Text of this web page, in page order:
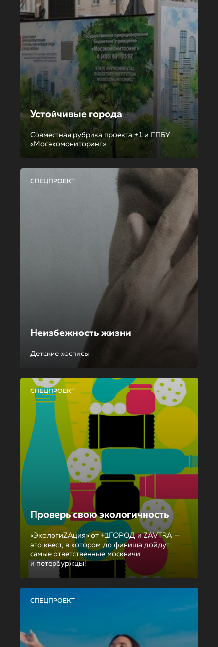
Устойчивые города
Совместная рубрика проекта +1 и ГПБУ
«Мосэкомониторинг»
СПЕЦПРОЕКТ
Неизбежность жизни
Детские хосписы
СПЕЦПРОЕКТ
Проверь свою экологичность
«ЭкологиZAция» от +1ГОРОД и ZAVTRA —
это квест, в котором до финиша дойдут
самые ответственные москвичи
и петербуржцы!
СПЕЦПРОЕКТ